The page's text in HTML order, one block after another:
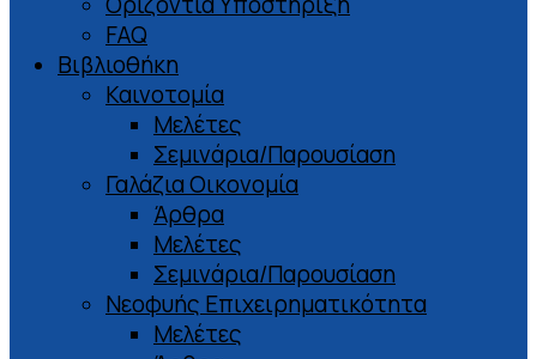
FAQ
Βιβλιοθήκη
Καινοτομία
Μελέτες
Σεμινάρια/Παρουσίαση
Γαλάζια Οικονομία
Άρθρα
Μελέτες
Σεμινάρια/Παρουσίαση
Νεοφυής Επιχειρηματικότητα
Μελέτες